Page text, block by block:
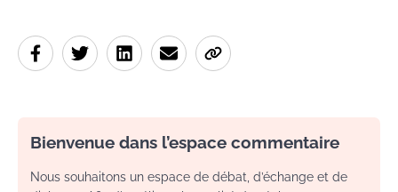
Bienvenue dans l’espace commentaire
Nous souhaitons un espace de débat, d’échange et de